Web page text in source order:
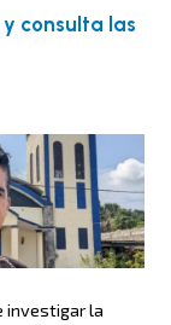
consulta las
investigar la